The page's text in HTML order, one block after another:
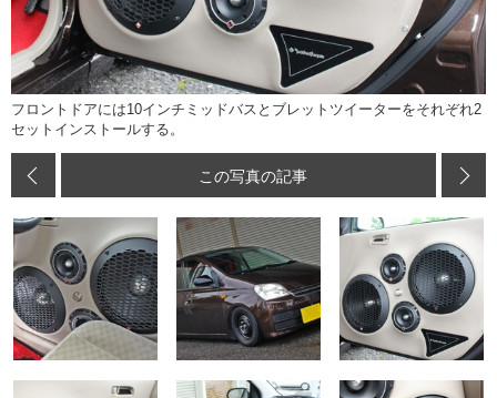
フロントドアには10インチミッドバスとブレットツイーターをそれぞれ2
セットインストールする。
この写真の記事